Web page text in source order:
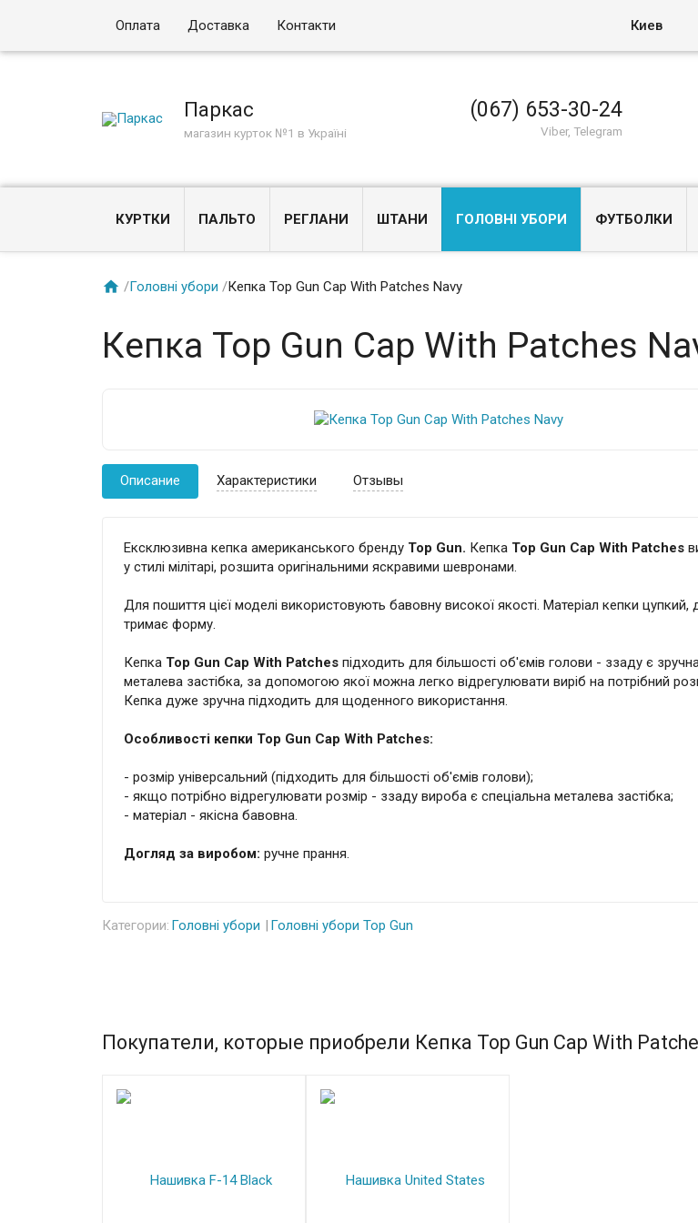
Киев
Оплата Доставка Контакти
Паркас
магазин курток №1 в Україні
(067) 653-30-24
Viber, Telegram
КУРТКИ ПАЛЬТО РЕГЛАНИ ШТАНИ ГОЛОВНІ УБОРИ ФУТБОЛКИ
 /Головні убори /Кепка Top Gun Cap With Patches Navy
Кепка Top Gun Cap With Patches
Описание Характеристики Отзывы
Ексклюзивна кепка американського бренду Top Gun. Кепка Top Gun Cap With Patches
у стилі мілітарі, розшита оригінальними яскравими шевронами.
Для пошиття цієї моделі використовують бавовну високої якості. Матеріал кепки цупкий,
тримає форму.
Кепка Top Gun Cap With Patchesпідходить для більшості об'ємів голови - ззаду є зручна
металева застібка, за допомогою якої можна легко відрегулювати виріб на потрібний
Кепка дуже зручна підходить для щоденного використання.
Особливості кепки Top Gun Cap With Patches:
- розмір універсальний (підходить для більшості об'ємів голови);
- якщо потрібно відрегулювати розмір - ззаду вироба є спеціальна металева застібка;
- матеріал - якісна бавовна.
Догляд за виробом: ручне прання.
Категории: Головні убори Головні убори Top Gun
Покупатели, которые приобрели Кепка Top Gun Cap With